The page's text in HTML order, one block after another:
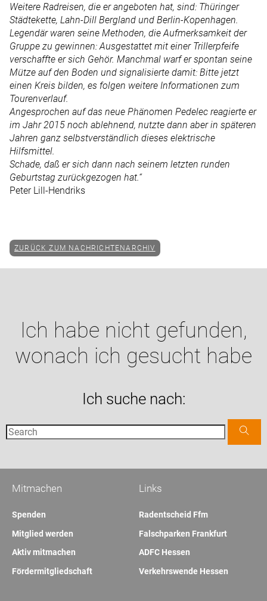
Weitere Radreisen, die er angeboten hat, sind: Thüringer
Städtekette, Lahn-Dill Bergland und Berlin-Kopenhagen.
Legendär waren seine Methoden, die Aufmerksamkeit der
Gruppe zu gewinnen: Ausgestattet mit einer Trillerpfeife
verschaffte er sich Gehör. Manchmal warf er spontan seine
Mütze auf den Boden und signalisierte damit: Bitte jetzt
einen Kreis bilden, es folgen weitere Informationen zum
Tourenverlauf.
Angesprochen auf das neue Phänomen Pedelec reagierte er
im Jahr 2015 noch ablehnend, nutzte dann aber in späteren
Jahren ganz selbstverständlich dieses elektrische
Hilfsmittel.
Schade, daß er sich dann nach seinem letzten runden
Geburtstag zurückgezogen hat.“
Peter Lill-Hendriks
ZURÜCK ZUM NACHRICHTENARCHIV
Ich habe nicht gefunden,
wonach ich gesucht habe
Ich suche nach:
Links
Radentscheid Ffm
Falschparken Frankfurt
ADFC Hessen
Verkehrswende Hessen
Mitmachen
Spenden
Mitglied werden
Aktiv mitmachen
Fördermitgliedschaft